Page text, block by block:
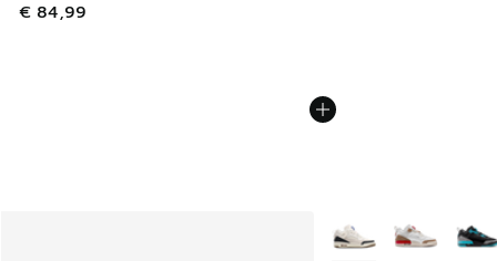
€ 84,99
Weitere Farben